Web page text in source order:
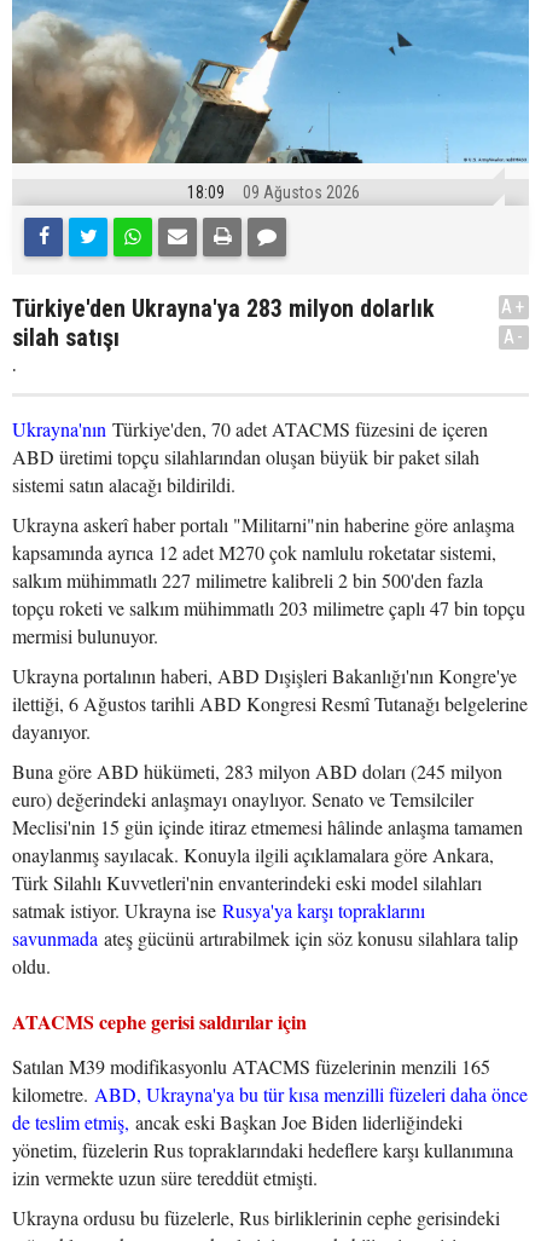
18:09 09 Ağustos 2026
Türkiye'den Ukrayna'ya 283 milyon dolarlık
silah satışı
.
A+
A-
Ukrayna'nın Türkiye'den, 70 adet ATACMS füzesini de içeren
ABD üretimi topçu silahlarından oluşan büyük bir paket silah
sistemi satın alacağı bildirildi.
Ukrayna askerî haber portalı "Militarni"nin haberine göre anlaşma
kapsamında ayrıca 12 adet M270 çok namlulu roketatar sistemi,
salkım mühimmatlı 227 milimetre kalibreli 2 bin 500'den fazla
topçu roketi ve salkım mühimmatlı 203 milimetre çaplı 47 bin topçu
mermisi bulunuyor.
Ukrayna portalının haberi, ABD Dışişleri Bakanlığı'nın Kongre'ye
ilettiği, 6 Ağustos tarihli ABD Kongresi Resmî Tutanağı belgelerine
dayanıyor.
Buna göre ABD hükümeti, 283 milyon ABD doları (245 milyon
euro) değerindeki anlaşmayı onaylıyor. Senato ve Temsilciler
Meclisi'nin 15 gün içinde itiraz etmemesi hâlinde anlaşma tamamen
onaylanmış sayılacak. Konuyla ilgili açıklamalara göre Ankara,
Türk Silahlı Kuvvetleri'nin envanterindeki eski model silahları
satmak istiyor. Ukrayna ise Rusya'ya karşı topraklarını
savunmada ateş gücünü artırabilmek için söz konusu silahlara talip
oldu.
ATACMS cephe gerisi saldırılar için
Satılan M39 modifikasyonlu ATACMS füzelerinin menzili 165
kilometre. ABD, Ukrayna'ya bu tür kısa menzilli füzeleri daha önce
de teslim etmiş, ancak eski Başkan Joe Biden liderliğindeki
yönetim, füzelerin Rus topraklarındaki hedeflere karşı kullanımına
izin vermekte uzun süre tereddüt etmişti.
Ukrayna ordusu bu füzelerle, Rus birliklerinin cephe gerisindeki